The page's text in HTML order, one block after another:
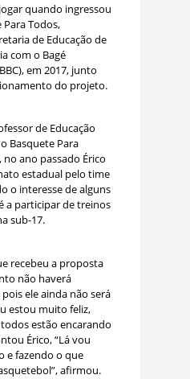
quando ingressou
Todos,
de Educação de
com o Bagé
em 2017, junto
do projeto.
de Educação
Basquete Para
ano passado Érico
estadual pelo time
o interesse de alguns
a participar de treinos
sub-17.
recebeu a proposta
não haverá
ele ainda não será
estou muito feliz,
estão encarando
Érico, “Lá vou
e fazendo o que
afirmou.